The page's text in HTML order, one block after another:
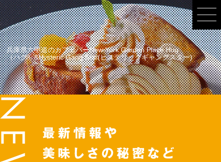
兵庫県六甲道のカフェバーNew York Garden Place Hug
（ハグ）&Hysteric Gang Star(ヒステリックギャングスター)